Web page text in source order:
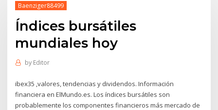
Baenziger88499
Índices bursátiles
mundiales hoy
by Editor
ibex35 ,valores, tendencias y dividendos. Información
financiera en ElMundo.es. Los índices bursátiles son
probablemente los componentes financieros más mercado de